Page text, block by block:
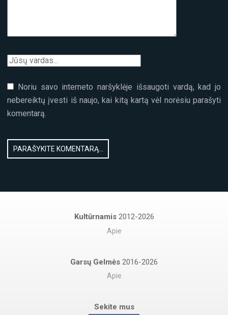
Noriu savo interneto naršyklėje išsaugoti vardą, kad jo
nebereiktų įvesti iš naujo, kai kitą kartą vėl norėsiu parašyti
komentarą.
Kultūrnamis 2012-2026
Apie
Garsų Gelmės 2016-2026
Apie
Sekite mus